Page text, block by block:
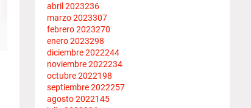
abril 2023236
marzo 2023307
febrero 2023270
enero 2023298
diciembre 2022244
noviembre 2022234
octubre 2022198
septiembre 2022257
agosto 2022145